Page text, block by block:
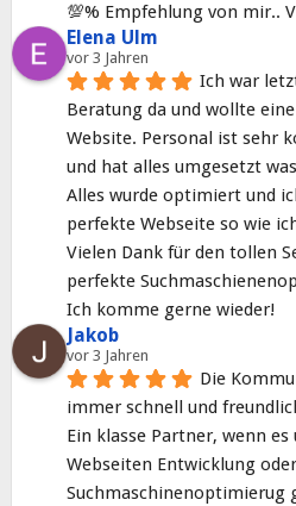
💯% Empfehlung von mir..
Elena Ulm
vor 3 Jahren
Ich war
Beratung da und wollte
Website. Personal ist sehr
und hat alles umgesetzt
Alles wurde optimiert und
perfekte Webseite so wie
Vielen Dank für den tollen
perfekte
Ich komme gerne wieder!
Jakob
vor 3 Jahren
Die
immer schnell und
Ein klasse Partner, wenn es
Webseiten Entwicklung oder
Suchmaschinenoptimierug